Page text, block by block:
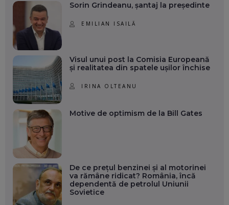
Sorin Grindeanu, șantaj la președinte
EMILIAN ISAILĂ
Visul unui post la Comisia Europeană
și realitatea din spatele ușilor închise
IRINA OLTEANU
Motive de optimism de la Bill Gates
De ce prețul benzinei și al motorinei
va rămâne ridicat? România, încă
dependentă de petrolul Uniunii
Sovietice